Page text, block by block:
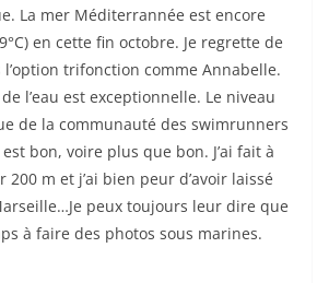
La mer Méditerrannée est encore
en cette fin octobre. Je regrette de
trifonction comme Annabelle.
l’eau est exceptionnelle. Le niveau
de la communauté des swimrunners
bon, voire plus que bon. J’ai fait à
m et j’ai bien peur d’avoir laissé
peux toujours leur dire que
à faire des photos sous marines.